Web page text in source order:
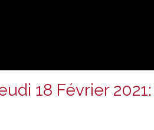
18 Février 2021: